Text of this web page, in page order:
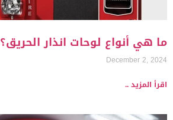
ما هي أنواع لوحات انذار الحريق؟
December 2, 2024
اقرأ المزيد ..